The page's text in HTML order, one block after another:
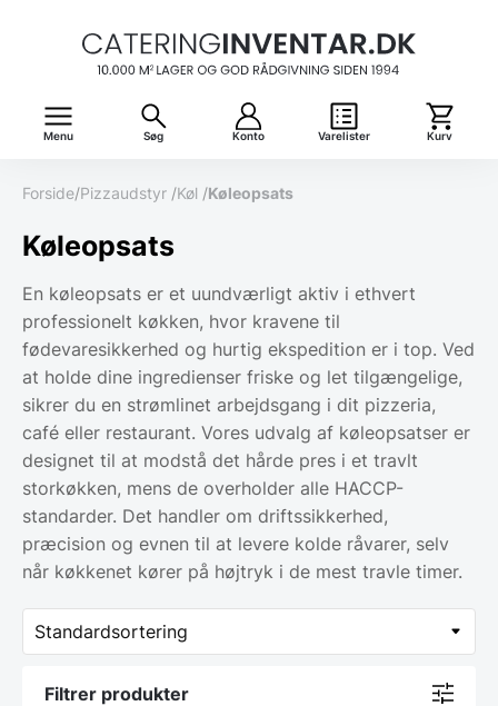
Menu Søg Konto Varelister Kurv
Forside/Pizzaudstyr /Køl /Køleopsats
Køleopsats
En køleopsats er et uundværligt aktiv i ethvert
professionelt køkken, hvor kravene til
fødevaresikkerhed og hurtig ekspedition er i top. Ved
at holde dine ingredienser friske og let tilgængelige,
sikrer du en strømlinet arbejdsgang i dit pizzeria,
café eller restaurant. Vores udvalg af køleopsatser er
designet til at modstå det hårde pres i et travlt
storkøkken, mens de overholder alle HACCP-
standarder. Det handler om driftssikkerhed,
præcision og evnen til at levere kolde råvarer, selv
når køkkenet kører på højtryk i de mest travle timer.
Filtrer produkter